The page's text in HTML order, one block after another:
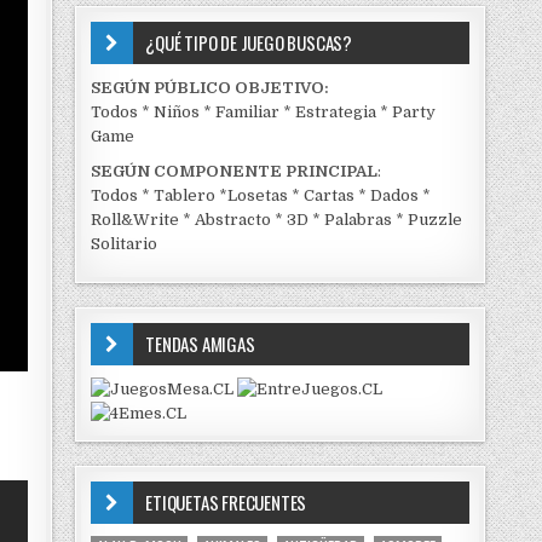
¿QUÉ TIPO DE JUEGO BUSCAS?
SEGÚN PÚBLICO OBJETIVO:
Todos *Niños *Familiar *Estrategia *Party
Game
SEGÚN COMPONENTE PRINCIPAL:
Todos *Tablero *Losetas *Cartas *Dados *
Roll&Write *Abstracto *3D *Palabras *Puzzle
Solitario
TENDAS AMIGAS
ETIQUETAS FRECUENTES